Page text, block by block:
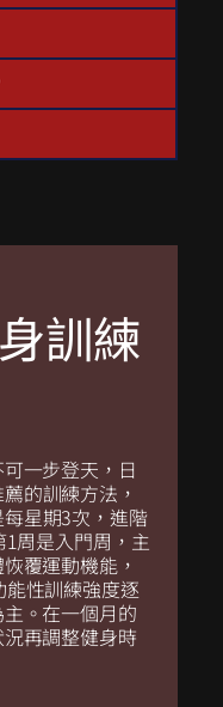
訓練
一步登天，日
的訓練方法，
星期3次，進階
周是入門周，主
覆運動機能，
能性訓練強度逐
。在一個月的
再調整健身時